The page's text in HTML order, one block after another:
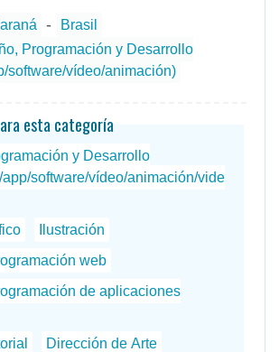
-
Brasil
Programación y Desarrollo
software/vídeo/animación)
esta categoría
y Desarrollo
software/vídeo/animación/vide
Ilustración
web
de aplicaciones
Dirección de Arte